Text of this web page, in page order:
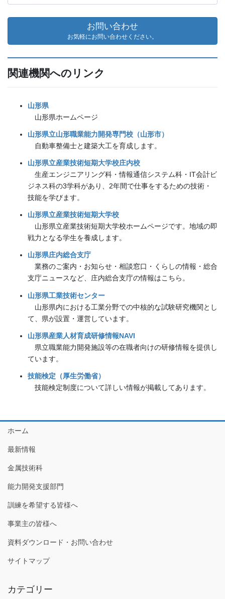
イ
お問い合わせ
お気軽にお問い合わせください。
関連機関へのリンク
山形県
山形県ホームページ
山形県立山形職業能力開発専門校（山形市）
自動車整備士と建築大工を育成します。
山形県立産業技術短期大学校庄内校
生産エンジニアリング科・情報通信システム科・IT会計ビ
ジネス科の3学科があり、2年間で仕事をするための技術・
技能を学びます。
山形県立産業技術短期大学校
山形県立産業技術短期大学校ホームページです。地域の即
戦力となる学生を養成します。
山形県庄内総合支庁
業務のご案内・お知らせ・相談窓口・くらしの情報・総合
支庁ニュースなど、庄内総合支庁の情報はこちら。
山形県工業技術センター
山形県内における工業分野での中核的な試験研究機関とし
て、県が設置・運営しています。
山形県産業人材育成研修情報NAVI
県立職業能力開発施設等の在職者向けの研修情報を提供し
ています。
技能検定（厚生労働省）
技能検定制度について詳しい情報が掲載してあります。
ホーム
最新情報
金属技術科
能力開発支援部門
訓練を希望する皆様へ
事業主の皆様へ
資料ダウンロード・お問い合わせ
サイトマップ
カテゴリー